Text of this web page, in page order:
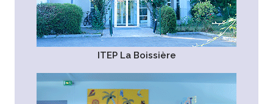
ITEP La Boissière